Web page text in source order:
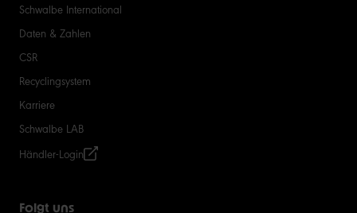
Schwalbe International
Daten & Zahlen
CSR
Recyclingsystem
Karriere
Schwalbe LAB
Händler-Login
Folgt uns